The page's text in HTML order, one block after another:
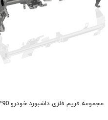
مجموعه فریم فلزی داشبورد خودرو P90